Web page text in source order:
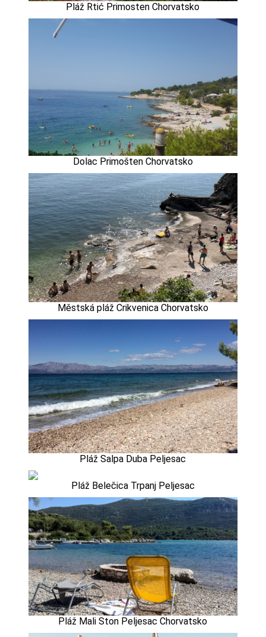
Pláž Rtić Primosten Chorvatsko
Dolac Primošten Chorvatsko
Městská pláž Crikvenica Chorvatsko
Pláž Salpa Duba Peljesac
Pláž Belečica Trpanj Peljesac
Pláž Mali Ston Peljesac Chorvatsko